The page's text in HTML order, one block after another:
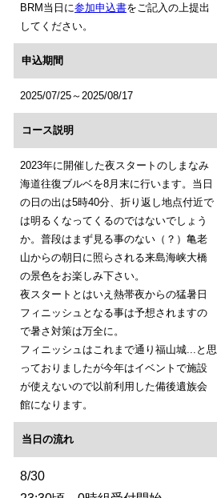
BRM当日に参加申込書をご記入の上提出
してください。
申込期間
2025/07/25～2025/08/17
コース説明
2023年に開催した夜スタートのしまなみ
海道往復ブルベを8月末に行います。当日
の日の出は5時40分、折り返し地点付近で
は明るくなってくるのではないでしょう
か。普段はまず見る事のない（？）亀老
山からの朝日に照らされる来島海峡大橋
の景色をお楽しみ下さい。
夜スタートとはいえ熱帯夜からの猛暑日
フィニッシュとなる事は予想されますの
で暑さ対策は万全に。
フィニッシュはこれまで通り福山城...と思
っておりましたが今年はイベントで施設
が使えないので以前利用した備後遺族会
館になります。
当日の流れ
8/30